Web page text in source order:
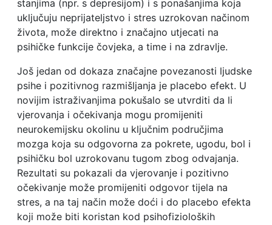
stanjima (npr. s depresijom) i s ponašanjima koja
uključuju neprijateljstvo i stres uzrokovan načinom
života, može direktno i značajno utjecati na
psihičke funkcije čovjeka, a time i na zdravlje.
Još jedan od dokaza značajne povezanosti ljudske
psihe i pozitivnog razmišljanja je placebo efekt. U
novijim istraživanjima pokušalo se utvrditi da li
vjerovanja i očekivanja mogu promijeniti
neurokemijsku okolinu u ključnim područjima
mozga koja su odgovorna za pokrete, ugodu, bol i
psihičku bol uzrokovanu tugom zbog odvajanja.
Rezultati su pokazali da vjerovanje i pozitivno
očekivanje može promijeniti odgovor tijela na
stres, a na taj način može doći i do placebo efekta
koji može biti koristan kod psihofizioloških